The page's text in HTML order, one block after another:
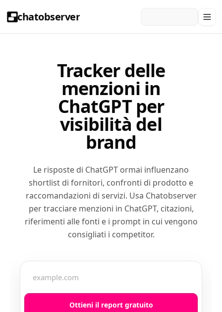
chatobserver
Tracker delle
menzioni in
ChatGPT per
visibilità del
brand
Le risposte di ChatGPT ormai influenzano
shortlist di fornitori, confronti di prodotto e
raccomandazioni di servizi. Usa Chatobserver
per tracciare menzioni in ChatGPT, citazioni,
riferimenti alle fonti e i prompt in cui vengono
consigliati i competitor.
Ottieni il report gratuito